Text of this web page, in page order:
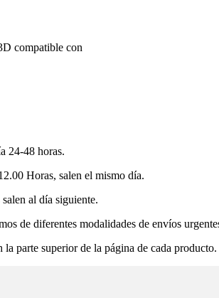
compatible con
24-48 horas.
Horas, salen el mismo día.
al día siguiente.
de diferentes modalidades de envíos
parte superior de la página de cada producto.